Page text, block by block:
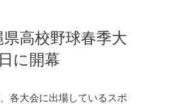
高校野球春季大
に開幕
各大会に出場しているスポ